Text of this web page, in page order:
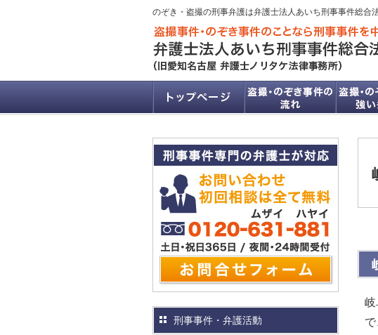
のぞき・盗撮の刑事弁護は弁護士法人あいち刑事事件総合
岐
で
刑事事件・弁護活動